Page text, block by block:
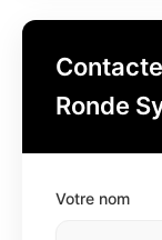
Ronde
Votre nom